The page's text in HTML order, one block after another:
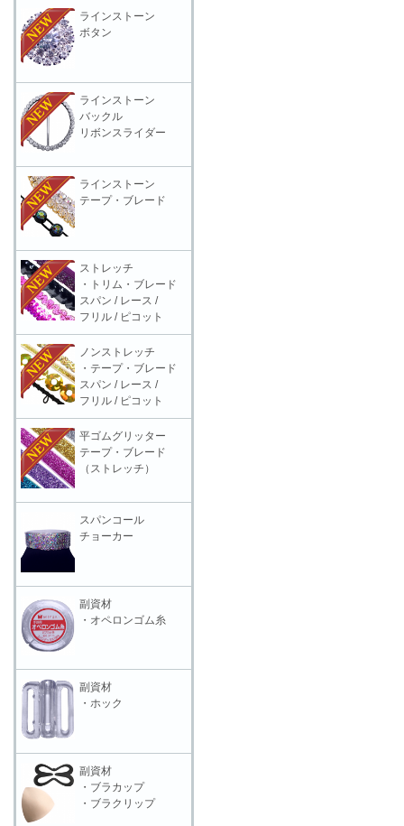
ラインストーン
ボタン
ラインストーン
バックル
リボンスライダー
ラインストーン
テープ・ブレード
ストレッチ
・トリム・ブレード
スパン / レース /
フリル / ピコット
ノンストレッチ
・テープ・ブレード
スパン / レース /
フリル / ピコット
平ゴムグリッター
テープ・ブレード
（ストレッチ）
スパンコール
チョーカー
副資材
・オペロンゴム糸
副資材
・ホック
副資材
・ブラカップ
・ブラクリップ